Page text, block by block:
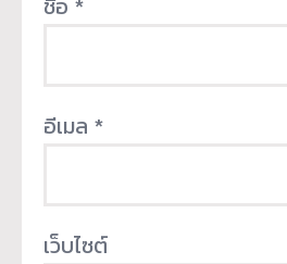
ชื่อ *
อีเมล *
เว็บไซต์